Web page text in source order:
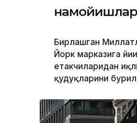
Бирлашган
Йорк марказига
етакчиларидан
қудуқларини